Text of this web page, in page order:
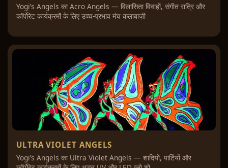
Yogi’s Angels का Acro Angels — विलासिता विवाहों, संगीत रात्रि और
कॉर्पोरेट कार्यक्रमों के लिए उच्च-प्रभाव मंच कलाबाज़ी
ULTRA VIOLET ANGELS
Yogi’s Angels का Ultra Violet Angels — शादियों, पार्टियों और